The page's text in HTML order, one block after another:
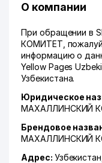
О компании
При обращении в
КОМИТЕТ,
информацию о
Yellow Pages
Узбекистана.
Юридическое
МАХАЛЛИНСКИЙ
Брендовое
МАХАЛЛИНСКИЙ
Адрес: